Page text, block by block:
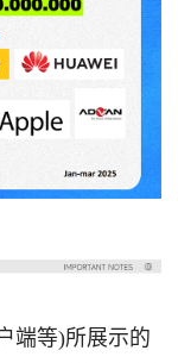
端等)所展示的